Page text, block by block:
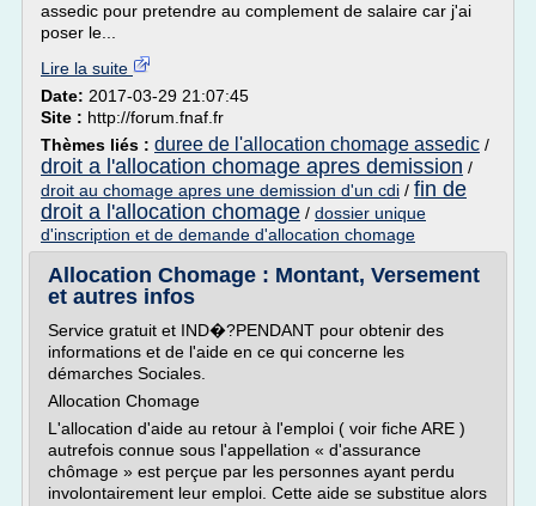
assedic pour pretendre au complement de salaire car j'ai
poser le...
Lire la suite
Date: 2017-03-29 21:07:45
Site : http://forum.fnaf.fr
Thèmes liés : duree de l'allocation chomage assedic /
droit a l'allocation chomage apres demission /
droit au chomage apres une demission d'un cdi / fin de
droit a l'allocation chomage / dossier unique
d'inscription et de demande d'allocation chomage
Allocation Chomage : Montant, Versement
et autres infos
Service gratuit et IND�?PENDANT pour obtenir des
informations et de l'aide en ce qui concerne les
démarches Sociales.
Allocation Chomage
L'allocation d'aide au retour à l'emploi ( voir fiche ARE )
autrefois connue sous l'appellation « d'assurance
chômage » est perçue par les personnes ayant perdu
involontairement leur emploi. Cette aide se substitue alors